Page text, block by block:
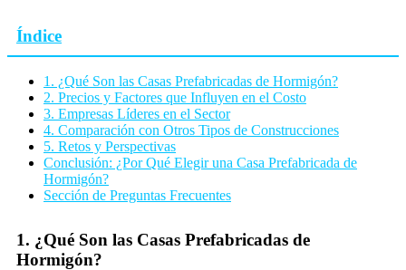
Índice
1. ¿Qué Son las Casas Prefabricadas de Hormigón?
2. Precios y Factores que Influyen en el Costo
3. Empresas Líderes en el Sector
4. Comparación con Otros Tipos de Construcciones
5. Retos y Perspectivas
Conclusión: ¿Por Qué Elegir una Casa Prefabricada de
Hormigón?
Sección de Preguntas Frecuentes
1. ¿Qué Son las Casas Prefabricadas de
Hormigón?